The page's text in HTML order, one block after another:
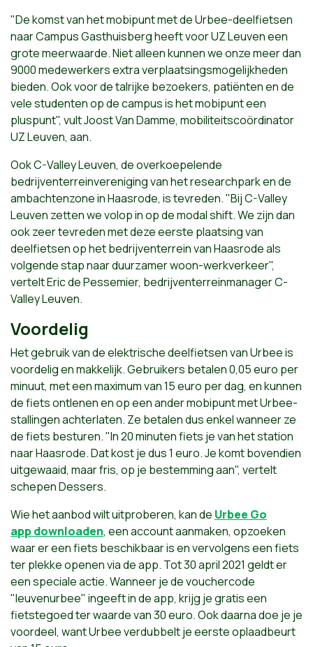
"De komst van het mobipunt met de Urbee-deelfietsen
naar Campus Gasthuisberg heeft voor UZ Leuven een
grote meerwaarde. Niet alleen kunnen we onze meer dan
9000 medewerkers extra verplaatsingsmogelijkheden
bieden. Ook voor de talrijke bezoekers, patiënten en de
vele studenten op de campus is het mobipunt een
pluspunt", vult Joost Van Damme, mobiliteitscoördinator
UZ Leuven, aan.
Ook C-Valley Leuven, de overkoepelende
bedrijventerreinvereniging van het researchpark en de
ambachtenzone in Haasrode, is tevreden. "Bij C-Valley
Leuven zetten we volop in op de modal shift. We zijn dan
ook zeer tevreden met deze eerste plaatsing van
deelfietsen op het bedrijventerrein van Haasrode als
volgende stap naar duurzamer woon-werkverkeer",
vertelt Eric de Pessemier, bedrijventerreinmanager C-
Valley Leuven.
Voordelig
Het gebruik van de elektrische deelfietsen van Urbee is
voordelig en makkelijk. Gebruikers betalen 0,05 euro per
minuut, met een maximum van 15 euro per dag, en kunnen
de fiets ontlenen en op een ander mobipunt met Urbee-
stallingen achterlaten. Ze betalen dus enkel wanneer ze
de fiets besturen. "In 20 minuten fiets je van het station
naar Haasrode. Dat kost je dus 1 euro. Je komt bovendien
uitgewaaid, maar fris, op je bestemming aan", vertelt
schepen Dessers.
Wie het aanbod wilt uitproberen, kan de Urbee Go
app downloaden, een account aanmaken, opzoeken
waar er een fiets beschikbaar is en vervolgens een fiets
ter plekke openen via de app. Tot 30 april 2021 geldt er
een speciale actie. Wanneer je de vouchercode
"leuvenurbee" ingeeft in de app, krijg je gratis een
fietstegoed ter waarde van 30 euro. Ook daarna doe je je
voordeel, want Urbee verdubbelt je eerste oplaadbeurt